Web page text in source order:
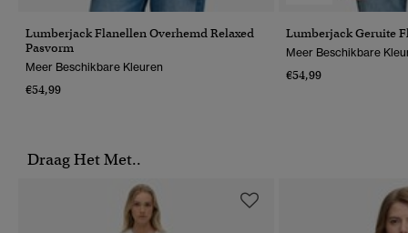
Lumberjack Flanellen Overhemd Relaxed
Pasvorm
Meer Beschikbare Kleuren
€54,99
Lumberjack Geruite
Meer Beschikbare
€54,99
Draag Het Met..